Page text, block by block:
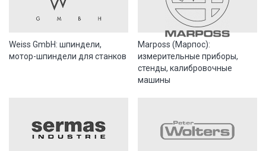
Weiss GmbH: шпиндели,
мотор-шпиндели для станков
Marposs (Марпос):
измерительные приборы,
стенды, калибровочные
машины